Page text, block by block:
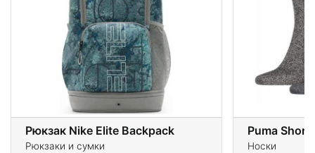
Рюкзак Nike Elite Backpack
Рюкзаки и сумки
Puma Short
Носки